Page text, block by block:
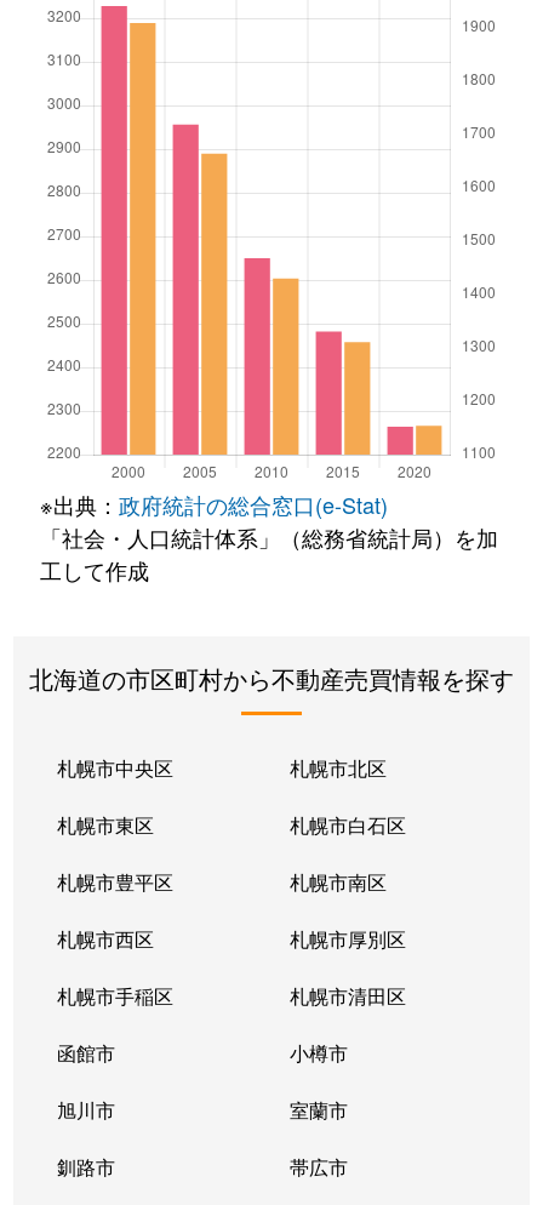
※出典： 政府統計の総合窓口(e-Stat)
「社会・人口統計体系」（総務省統計局）を加
工して作成
北海道の市区町村から不動産売買情報を探す
札幌市中央区 札幌市北区
札幌市東区 札幌市白石区
札幌市豊平区 札幌市南区
札幌市西区 札幌市厚別区
札幌市手稲区 札幌市清田区
函館市 小樽市
旭川市 室蘭市
釧路市 帯広市